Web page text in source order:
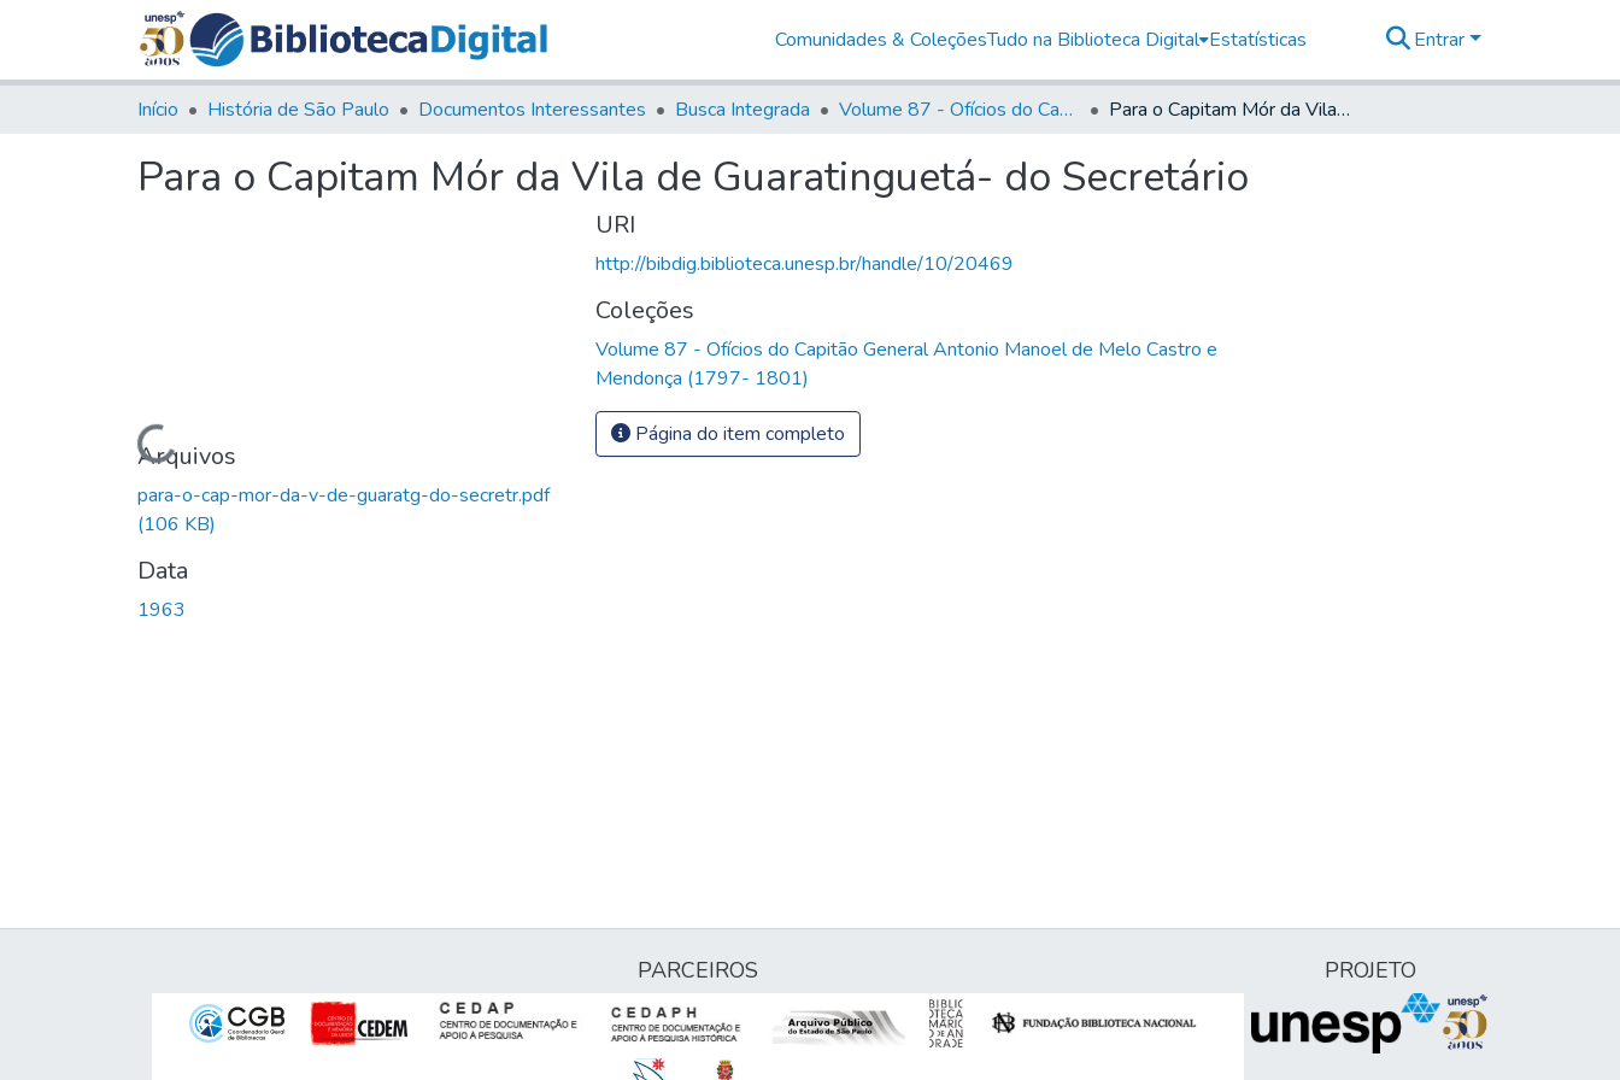
Comunidades & ColeçõesTudo na Biblioteca Digital Estatísticas Entrar
Início História de São Paulo Documentos Interessantes Busca Integrada Volume 87 - Ofícios do Capitão General Antonio Manoel de Melo Castro e Mendonça (1797- 1801) Para o Capitam Mór da Vila de Guaratinguetá- do Secretário
Para o Capitam Mór da Vila de Guaratinguetá- do Secretário
Carregando...
Arquivos
para-o-cap-mor-da-v-de-guaratg-do-secretr.pdf
(106 KB)
Data
1963
URI
http://bibdig.biblioteca.unesp.br/handle/10/20469
Coleções
Volume 87 - Ofícios do Capitão General Antonio Manoel de Melo Castro e
Mendonça (1797- 1801)
Página do item completo
PARCEIROS PROJETO